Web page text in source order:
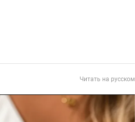
Читать на русском